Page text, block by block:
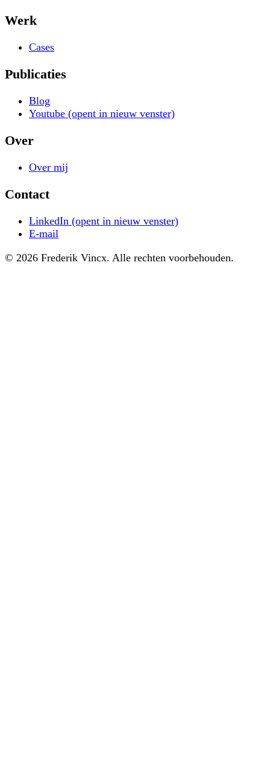
Werk
Cases
Publicaties
Blog
Youtube (opent in nieuw venster)
Over
Over mij
Contact
LinkedIn (opent in nieuw venster)
E-mail
© 2026 Frederik Vincx. Alle rechten voorbehouden.